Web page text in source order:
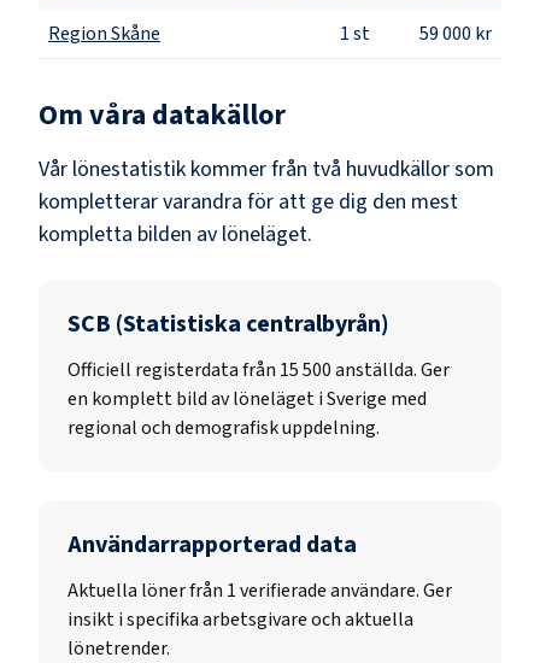
Region Skåne
1st 59 000 kr
Om våra datakällor
Vår lönestatistik kommer från två huvudkällor som
kompletterar varandra för att ge dig den mest
kompletta bilden av löneläget.
SCB (Statistiska centralbyrån)
Officiell registerdata från 15 500anställda. Ger
en komplett bild av löneläget i Sverige med
regional och demografisk uppdelning.
Användarrapporterad data
Aktuella löner från 1 verifierade användare. Ger
insikt i specifika arbetsgivare och aktuella
lönetrender.